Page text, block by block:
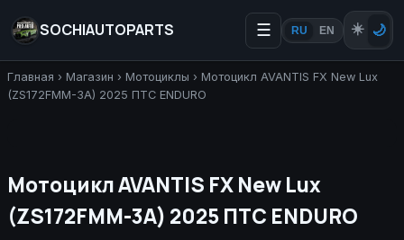
SOCHIAUTOPARTS ☰ RU EN ☀️ 🌙
Главная › Магазин › Мотоциклы › Мотоцикл AVANTIS FX New Lux
(ZS172FMM-3A) 2025 ПТС ENDURO
Мотоцикл AVANTIS FX New Lux
(ZS172FMM-3A) 2025 ПТС ENDURO